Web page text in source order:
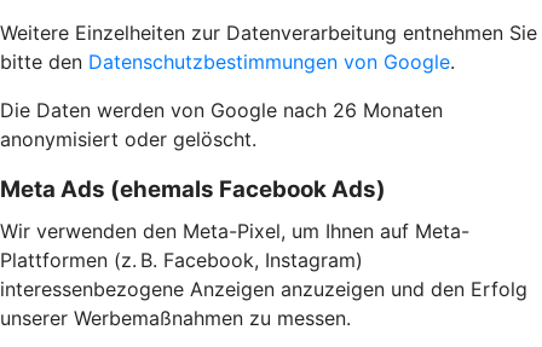
Weitere Einzelheiten zur Datenverarbeitung entnehmen Sie
bitte den Datenschutzbestimmungen von Google.
Die Daten werden von Google nach 26 Monaten
anonymisiert oder gelöscht.
Meta Ads (ehemals Facebook Ads)
Wir verwenden den Meta-Pixel, um Ihnen auf Meta-
Plattformen (z. B. Facebook, Instagram)
interessenbezogene Anzeigen anzuzeigen und den Erfolg
unserer Werbemaßnahmen zu messen.